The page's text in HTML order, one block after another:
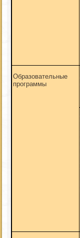
Образовательные
программы